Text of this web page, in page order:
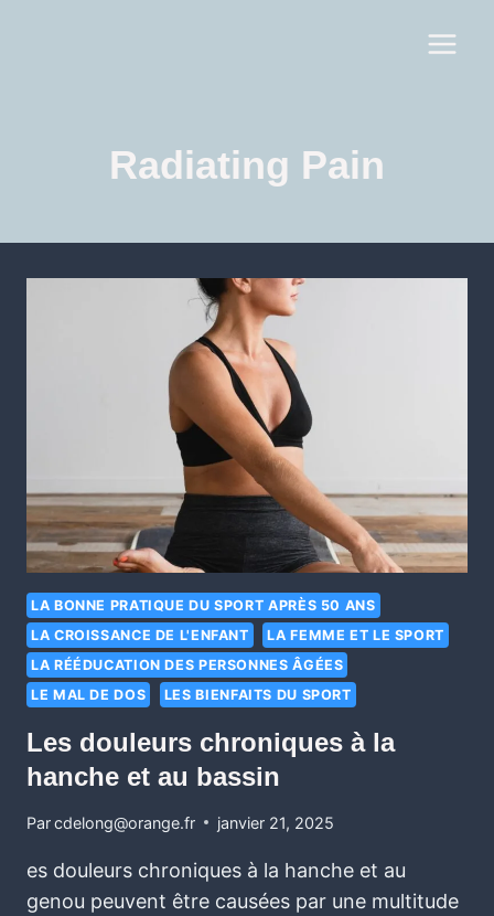
Radiating Pain
LA BONNE PRATIQUE DU SPORT APRÈS 50 ANS
LA CROISSANCE DE L'ENFANT
LA FEMME ET LE SPORT
LA RÉÉDUCATION DES PERSONNES ÂGÉES
LE MAL DE DOS
LES BIENFAITS DU SPORT
Les douleurs chroniques à la
hanche et au bassin
Parcdelong@orange.fr janvier 21, 2025
es douleurs chroniques à la hanche et au
genou peuvent être causées par une multitude